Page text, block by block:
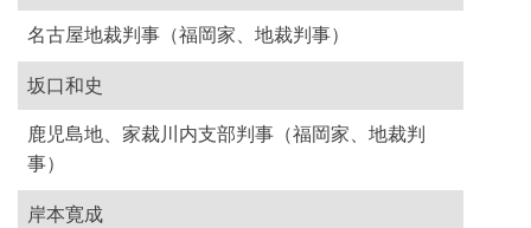
名古屋地裁判事（福岡家、地裁判事）
坂口和史
鹿児島地、家裁川内支部判事（福岡家、地裁判
事）
岸本寛成